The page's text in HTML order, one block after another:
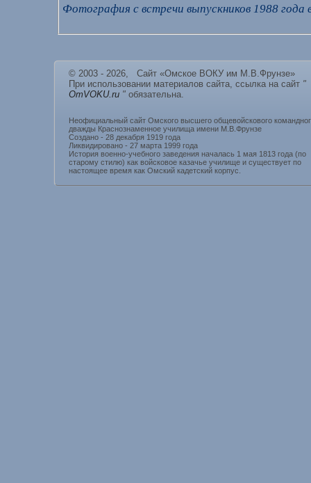
Фотография с встречи выпускников 1988 года
© 2003 - 2026, Сайт «Омское ВОКУ им М.В.Фрунзе»
При использовании материалов сайта, ссылка на сайт "
OmVOKU.ru " обязательна.
Неофициальный сайт Омского высшего общевойскового
дважды Краснознаменное училища имени М.В.Фрунзе
Создано - 28 декабря 1919 года
Ликвидировано - 27 марта 1999 года
История военно-учебного заведения началась 1 мая 1813 года (по
старому стилю) как войсковое казачье училище и существует по
настоящее время как Омский кадетский корпус.